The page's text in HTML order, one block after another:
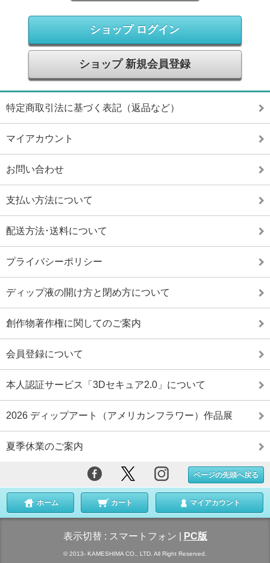
ショップ ログイン
ショップ 新規会員登録
特定商取引法に基づく表記（返品など）
マイアカウント
お問い合わせ
支払い方法について
配送方法･送料について
プライバシーポリシー
ディップ液の開け方と閉め方について
創作物著作権に関してのご案内
会員登録について
本人認証サービス「3Dセキュア2.0」について
2026 ディップアート（アメリカンフラワー）作品展
夏季休業のご案内
ページの先頭へ戻る
ホーム カート マイアカウント
表示切替 : スマートフォン PC版
© 2013- KAMESHIMA CO., LTD. All Right Reserved.